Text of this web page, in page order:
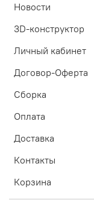
Новости
3D-конструктор
Личный кабинет
Договор-Оферта
Сборка
Оплата
Доставка
Контакты
Корзина